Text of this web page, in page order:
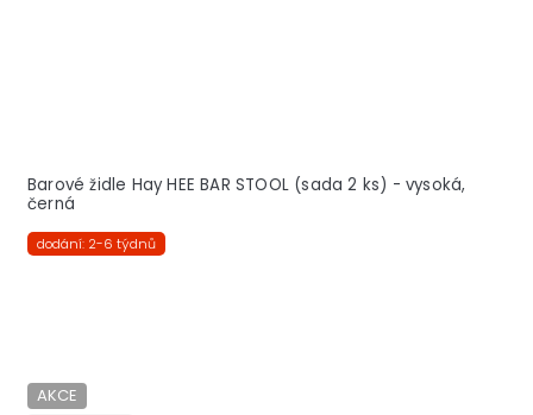
Barové židle Hay HEE BAR STOOL (sada 2 ks) - vysoká,
černá
dodání: 2-6 týdnů
AKCE